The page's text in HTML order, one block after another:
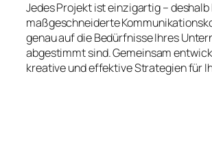
Jedes Projekt ist einzigartig –
maßgeschneiderte
genau auf die Bedürfnisse Ihres
abgestimmt sind. Gemeinsam
kreative und effektive Strategien für